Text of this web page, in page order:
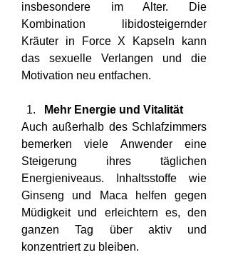
insbesondere im Alter. Die
Kombination libidosteigernder
Kräuter in Force X Kapseln kann
das sexuelle Verlangen und die
Motivation neu entfachen.
Mehr Energie und Vitalität
Auch außerhalb des Schlafzimmers
bemerken viele Anwender eine
Steigerung ihres täglichen
Energieniveaus. Inhaltsstoffe wie
Ginseng und Maca helfen gegen
Müdigkeit und erleichtern es, den
ganzen Tag über aktiv und
konzentriert zu bleiben.